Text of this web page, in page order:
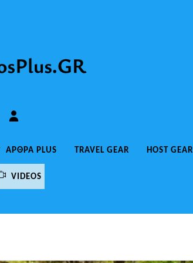
Αναζήτηση
ΆΡΘΡΑ PLUS TRAVEL GEAR HOST GEAR
VIDEOS